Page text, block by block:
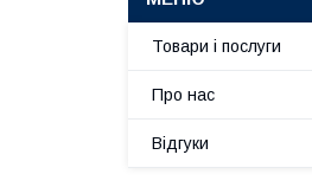
Товари і послуги
Про нас
Відгуки